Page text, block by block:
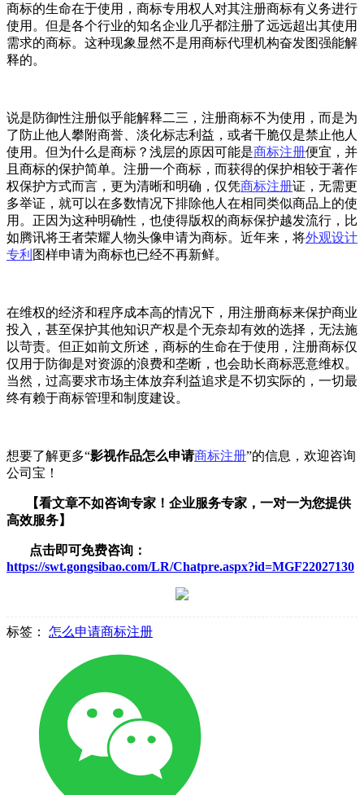
商标的生命在于使用，商标专用权人对其注册商标有义务进行
使用。但是各个行业的知名企业几乎都注册了远远超出其使用
需求的商标。这种现象显然不是用商标代理机构奋发图强能解
释的。
说是防御性注册似乎能解释二三，注册商标不为使用，而是为
了防止他人攀附商誉、淡化标志利益，或者干脆仅是禁止他人
使用。但为什么是商标？浅层的原因可能是商标注册便宜，并
且商标的保护简单。注册一个商标，而获得的保护相较于著作
权保护方式而言，更为清晰和明确，仅凭商标注册证，无需更
多举证，就可以在多数情况下排除他人在相同类似商品上的使
用。正因为这种明确性，也使得版权的商标保护越发流行，比
如腾讯将王者荣耀人物头像申请为商标。近年来，将外观设计
专利 图样申请为商标也已经不再新鲜。
在维权的经济和程序成本高的情况下，用注册商标来保护商业
投入，甚至保护其他知识产权是个无奈却有效的选择，无法施
以苛责。但正如前文所述，商标的生命在于使用，注册商标仅
仅用于防御是对资源的浪费和垄断，也会助长商标恶意维权。
当然，过高要求市场主体放弃利益追求是不切实际的，一切最
终有赖于商标管理和制度建设。
想要了解更多“影视作品怎么申请商标注册”的信息，欢迎咨询
公司宝！
【看文章不如咨询专家！企业服务专家，一对一为您提供
高效服务】
点击即可免费咨询：
https://swt.gongsibao.com/LR/Chatpre.aspx?id=MGF22027130
标签： 怎么申请商标注册